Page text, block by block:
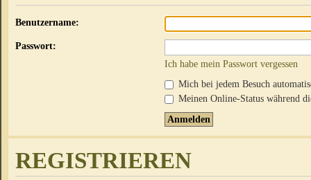
Benutzername:
Passwort:
Ich habe mein Passwort vergessen
Mich bei jedem Besuch
Meinen Online-Status während
REGISTRIEREN